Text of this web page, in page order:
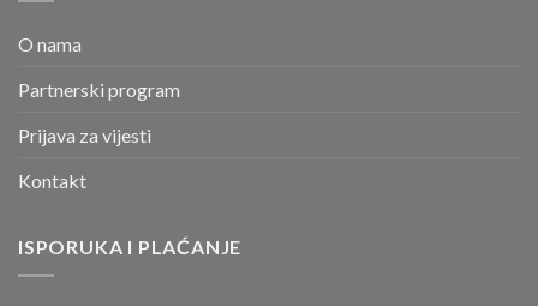
O nama
Partnerski program
Prijava za vijesti
Kontakt
ISPORUKA I PLAĆANJE